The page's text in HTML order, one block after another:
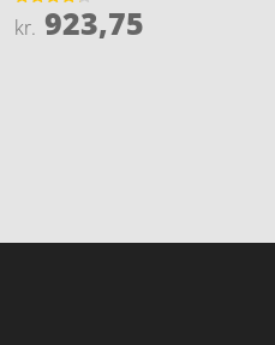
Vurderet
4.2
kr. 923,75